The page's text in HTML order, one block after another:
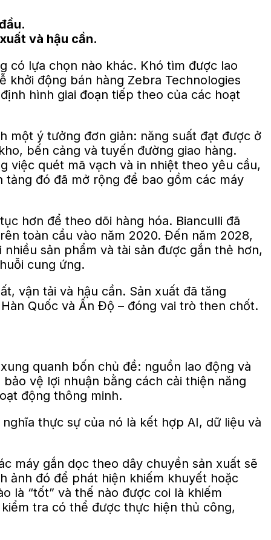
và hậu cần.
có lựa chọn nào khác. Khó tìm được lao
khởi động bán hàng Zebra Technologies
hình giai đoạn tiếp theo của các hoạt
một ý tưởng đơn giản: năng suất đạt được ở
bến cảng và tuyến đường giao hàng.
việc quét mã vạch và in nhiệt theo yêu cầu,
đó đã mở rộng để bao gồm các máy
hơn để theo dõi hàng hóa. Bianculli đã
toàn cầu vào năm 2020. Đến năm 2028,
sản phẩm và tài sản được gắn thẻ hơn,
cung ứng.
vận tải và hậu cần. Sản xuất đã tăng
Quốc và Ấn Độ – đóng vai trò then chốt.
quanh bốn chủ đề: nguồn lao động và
vệ lợi nhuận bằng cách cải thiện năng
động thông minh.
thực sự của nó là kết hợp AI, dữ liệu và
máy gắn dọc theo dây chuyền sản xuất sẽ
ảnh đó để phát hiện khiếm khuyết hoặc
là “tốt” và thế nào được coi là khiếm
tra có thể được thực hiện thủ công,